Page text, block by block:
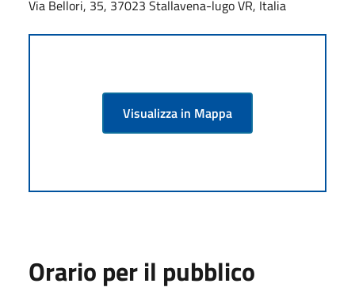
Via Bellori, 35, 37023 Stallavena-lugo VR, Italia
Visualizza in Mappa
Orario per il pubblico